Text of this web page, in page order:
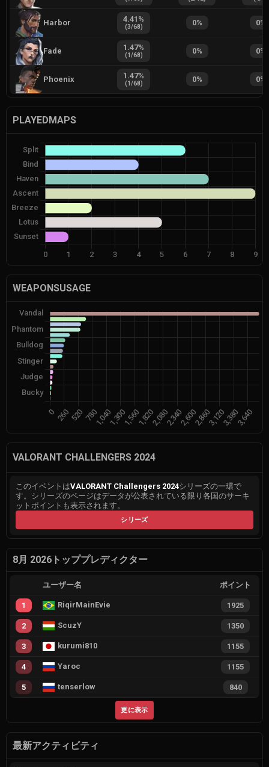
Harbor 4.41 %
(3/68) 0% 0%
Fade 1.47%
(1/68) 0% 0%
Phoenix 1.47%
(1/68) 0% 0%
PLAYEDMAPS
WEAPONSUSAGE
VALORANT CHALLENGERS 2024
このイベントはVALORANT Challengers 2024シリーズの一環で
す。シリーズのページはデータが公表されている限り各国のサーキ
ットポイントも表示されます。
シリーズ
8月 2026トッププレディクター
ユーザー名 ポイント
1 RiqirMainEvie 1925
2 ScuzY 1350
3 kurumi810 1155
4 Yaroc 1155
5 tenserlow 840
更に表示
最新アクティビティ